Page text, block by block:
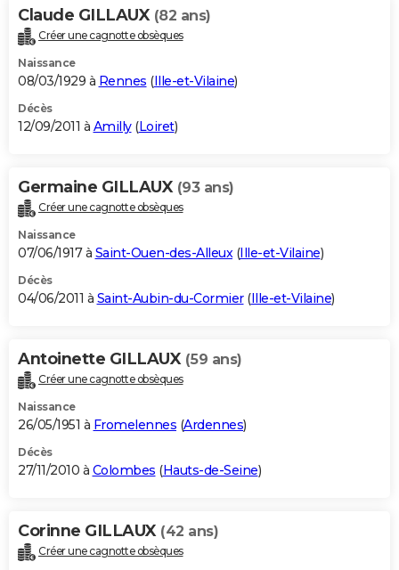
Claude GILLAUX (82 ans)
Créer une cagnotte obsèques
Naissance
08/03/1929 à Rennes (Ille-et-Vilaine)
Décès
12/09/2011 à Amilly(Loiret)
Germaine GILLAUX (93 ans)
Créer une cagnotte obsèques
Naissance
07/06/1917 à Saint-Ouen-des-Alleux(Ille-et-Vilaine)
Décès
04/06/2011 à Saint-Aubin-du-Cormier(Ille-et-Vilaine)
Antoinette GILLAUX (59 ans)
Créer une cagnotte obsèques
Naissance
26/05/1951 à Fromelennes (Ardennes)
Décès
27/11/2010 à Colombes (Hauts-de-Seine)
Corinne GILLAUX (42 ans)
Créer une cagnotte obsèques